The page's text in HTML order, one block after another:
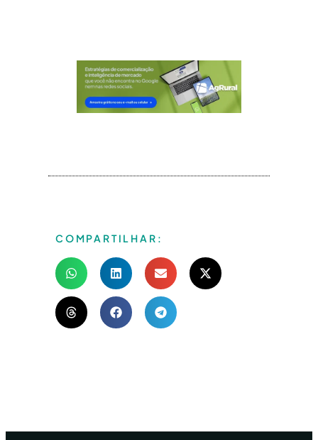
COMPARTILHAR: